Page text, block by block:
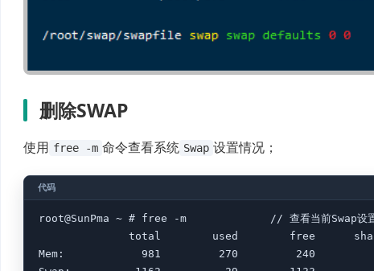
删除SWAP
使用 free -m 命令查看系统 Swap 设置情况；
root@SunPma ~ # free -m             // 查看当前Swap设置情况
total        used        free
Mem:            981         270         240